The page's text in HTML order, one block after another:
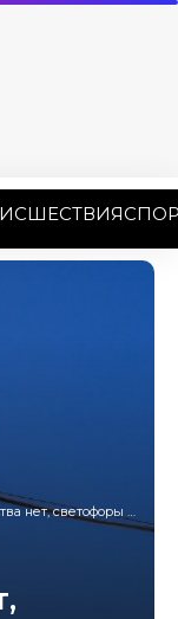
аварийное отключение парализовало центр Армавира